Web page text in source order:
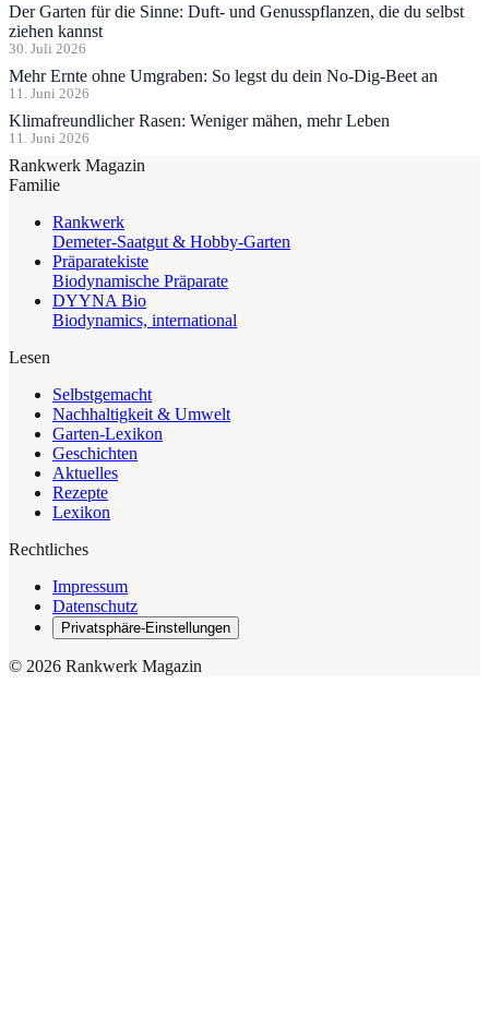
Der Garten für die Sinne: Duft- und Genusspflanzen, die du selbst
ziehen kannst
30. Juli 2026
Mehr Ernte ohne Umgraben: So legst du dein No-Dig-Beet an
11. Juni 2026
Klimafreundlicher Rasen: Weniger mähen, mehr Leben
11. Juni 2026
Rankwerk Magazin
Familie
Rankwerk
Demeter-Saatgut & Hobby-Garten
Präparatekiste
Biodynamische Präparate
DYYNA Bio
Biodynamics, international
Lesen
Selbstgemacht
Nachhaltigkeit & Umwelt
Garten-Lexikon
Geschichten
Aktuelles
Rezepte
Lexikon
Rechtliches
Impressum
Datenschutz
Privatsphäre-Einstellungen
© 2026 Rankwerk Magazin